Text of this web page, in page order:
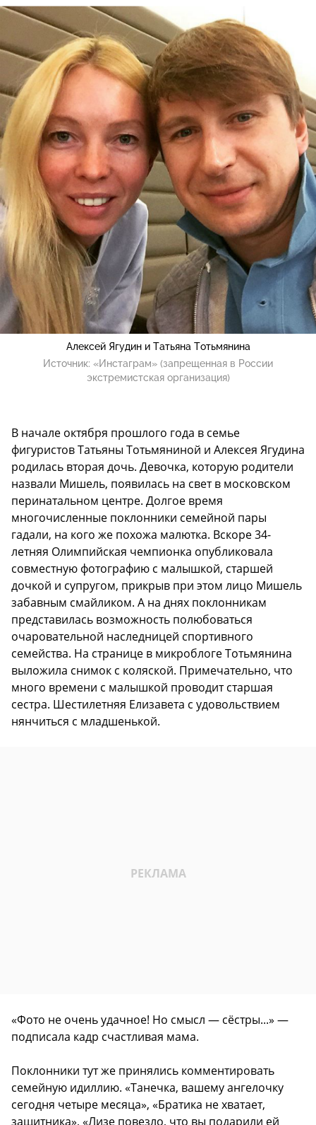
Алексей Ягудин и Татьяна Тотьмянина
Источник: «Инстаграм» (запрещенная в России
экстремистская организация)
В начале октября прошлого года в семье
фигуристов Татьяны Тотьмяниной и Алексея Ягудина
родилась вторая дочь. Девочка, которую родители
назвали Мишель, появилась на свет в московском
перинатальном центре. Долгое время
многочисленные поклонники семейной пары
гадали, на кого же похожа малютка. Вскоре 34-
летняя Олимпийская чемпионка опубликовала
совместную фотографию с малышкой, старшей
дочкой и супругом, прикрыв при этом лицо Мишель
забавным смайликом. А на днях поклонникам
представилась возможность полюбоваться
очаровательной наследницей спортивного
семейства. На странице в микроблоге Тотьмянина
выложила снимок с коляской. Примечательно, что
много времени с малышкой проводит старшая
сестра. Шестилетняя Елизавета с удовольствием
нянчиться с младшенькой.
«Фото не очень удачное! Но смысл — сёстры...» —
подписала кадр счастливая мама.
Поклонники тут же принялись комментировать
семейную идиллию. «Танечка, вашему ангелочку
сегодня четыре месяца», «Братика не хватает,
защитника», «Лизе повезло, что вы подарили ей